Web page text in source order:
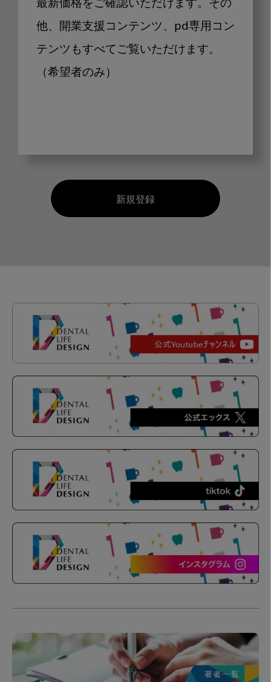
最新価格をご確認いただけます。その
他、開業支援コンテンツ、pd専用コン
テンツもすべてご覧いただけます。
（希望者のみ）
新規登録